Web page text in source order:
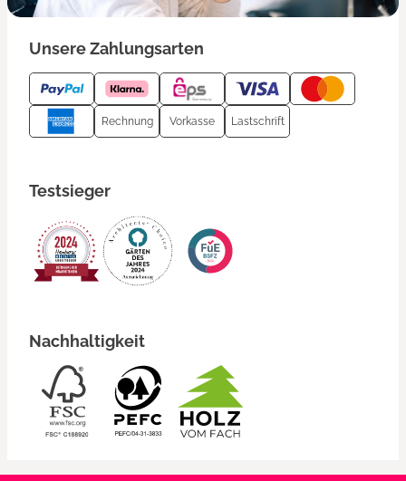
Unsere Zahlungsarten
Rechnung Vorkasse Lastschrift
Testsieger
Nachhaltigkeit